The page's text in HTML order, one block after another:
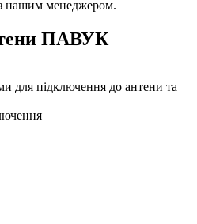
з нашим менеджером.
ПАВУК
для підключення до антени та